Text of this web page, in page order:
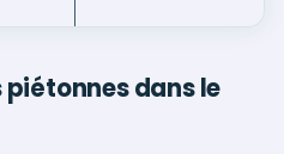
dans le